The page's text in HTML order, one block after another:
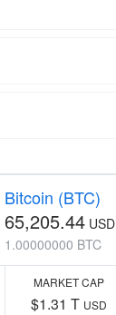
Bitcoin (BTC)
65,205.44 USD
1.00000000 BTC
MARKET CAP
$1.31 T USD